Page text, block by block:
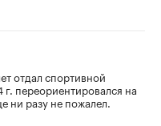
отдал спортивной
переориентировался на
ни разу не пожалел.